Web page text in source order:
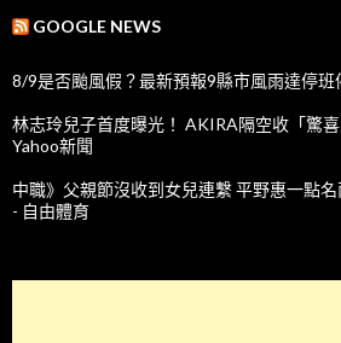
GOOGLE NEWS
8/9是否颱風假？最新預報9縣市風雨達停班
林志玲兒子首度曝光！ AKIRA隔空收「驚
Yahoo新聞
中職》父親節沒收到女兒連繫 平野惠一點名
- 自由體育